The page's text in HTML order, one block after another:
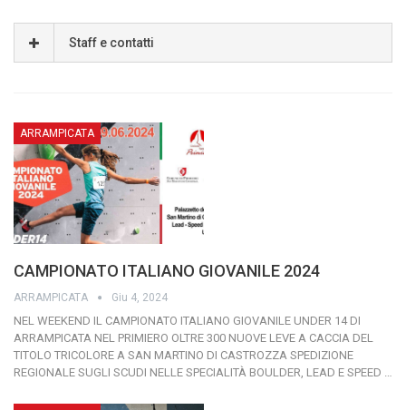
Staff e contatti
ARRAMPICATA
CAMPIONATO ITALIANO GIOVANILE 2024
ARRAMPICATA Giu 4, 2024
NEL WEEKEND IL CAMPIONATO ITALIANO GIOVANILE UNDER 14 DI
ARRAMPICATA NEL PRIMIERO OLTRE 300 NUOVE LEVE A CACCIA DEL
TITOLO TRICOLORE A SAN MARTINO DI CASTROZZA SPEDIZIONE
REGIONALE SUGLI SCUDI NELLE SPECIALITÀ BOULDER, LEAD E SPEED …